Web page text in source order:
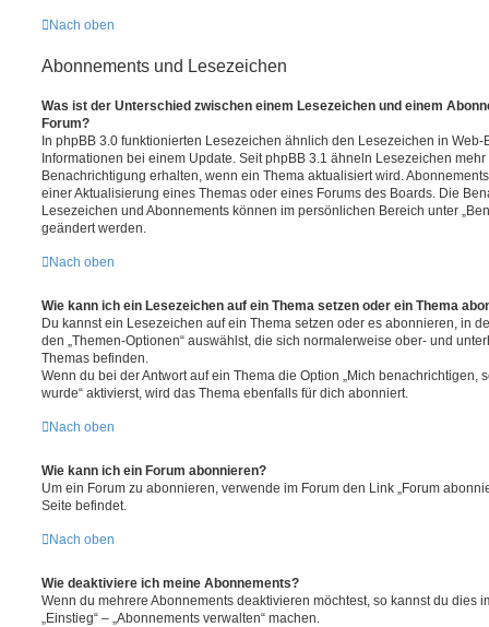
Nach oben
Abonnements und Lesezeichen
Was ist der Unterschied zwischen einem Lesezeichen und einem
Forum?
In phpBB 3.0 funktionierten Lesezeichen ähnlich den Lesezeichen in
Informationen bei einem Update. Seit phpBB 3.1 ähneln Lesezeichen
Benachrichtigung erhalten, wenn ein Thema aktualisiert wird.
einer Aktualisierung eines Themas oder eines Forums des Boards. Die
Lesezeichen und Abonnements können im persönlichen Bereich unter
geändert werden.
Nach oben
Wie kann ich ein Lesezeichen auf ein Thema setzen oder ein Thema
Du kannst ein Lesezeichen auf ein Thema setzen oder es abonnieren, in
den „Themen-Optionen“ auswählst, die sich normalerweise ober- und
Themas befinden.
Wenn du bei der Antwort auf ein Thema die Option „Mich benachrichtigen,
wurde“ aktivierst, wird das Thema ebenfalls für dich abonniert.
Nach oben
Wie kann ich ein Forum abonnieren?
Um ein Forum zu abonnieren, verwende im Forum den Link „Forum
Seite befindet.
Nach oben
Wie deaktiviere ich meine Abonnements?
Wenn du mehrere Abonnements deaktivieren möchtest, so kannst du dies
„Einstieg“ – „Abonnements verwalten“ machen.